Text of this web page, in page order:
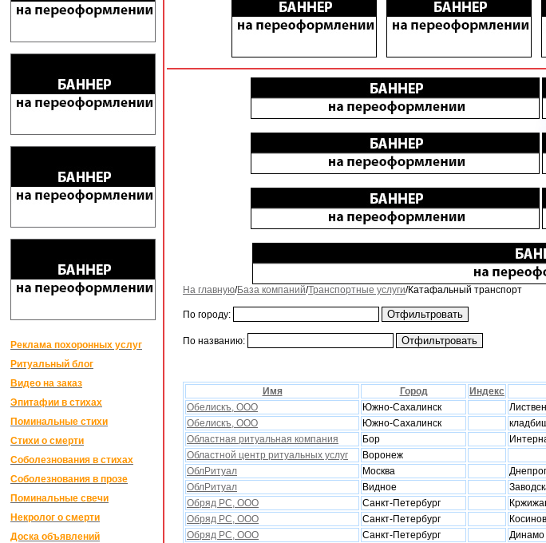
Реклама похоронных услуг
Ритуальный блог
Видео на заказ
Эпитафии в стихах
Поминальные стихи
Стихи о смерти
Соболезнования в стихах
Соболезнования в прозе
Поминальные свечи
Некролог о смерти
Доска объявлений
На главную/База компаний/Транспортные услуги/Катафальный транспорт
По городу:
По названию:
Имя Город Индекс
Обелискъ, ООО
Южно-Сахалинск
Обелискъ, ООО
Южно-Сахалинск
Областная ритуальная компания
Бор
Областной центр ритуальных услуг
Воронеж
ОблРитуал
Москва
ОблРитуал
Видное
Обряд РС, ООО
Санкт-Петербург
Обряд РС, ООО
Санкт-Петербург
Обряд РС, ООО
Санкт-Петербург Динамо